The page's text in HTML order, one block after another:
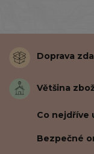
Doprava
Většina
Co nejdříve
Bezpečné